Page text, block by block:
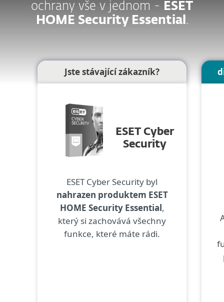
ochrany vše v jednom -
ESET
HOME Security Essential .
Jste stávající zákazník?
ESET Cyber
Security
ESET Cyber Security byl
nahrazen produktem ESET
HOME Security Essential,
který si zachovává všechny
funkce, které máte rádi.